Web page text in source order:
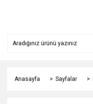
Anasayfa Sayfalar